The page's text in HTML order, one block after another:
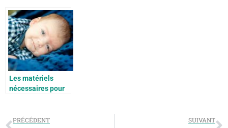
Les matériels
nécessaires pour
PRÉCÉDENT SUIVANT